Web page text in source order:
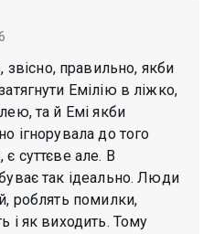
звісно, правильно, якби
Емілію в ліжко,
та й Емі якби
ігнорувала до того
суттєве але. В
так ідеально. Люди
роблять помилки,
і як виходить. Тому